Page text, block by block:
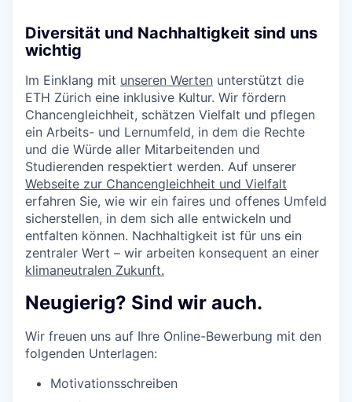
Diversität und Nachhaltigkeit sind uns
wichtig
Im Einklang mit unseren Werten unterstützt die
ETH Zürich eine inklusive Kultur. Wir fördern
Chancengleichheit, schätzen Vielfalt und pflegen
ein Arbeits- und Lernumfeld, in dem die Rechte
und die Würde aller Mitarbeitenden und
Studierenden respektiert werden. Auf unserer
Webseite zur Chancengleichheit und Vielfalt
erfahren Sie, wie wir ein faires und offenes Umfeld
sicherstellen, in dem sich alle entwickeln und
entfalten können. Nachhaltigkeit ist für uns ein
zentraler Wert – wir arbeiten konsequent an einer
klimaneutralen Zukunft.
Neugierig? Sind wir auch.
Wir freuen uns auf Ihre Online-Bewerbung mit den
folgenden Unterlagen:
Motivationsschreiben